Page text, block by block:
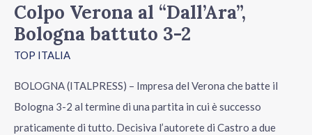
Colpo Verona al “Dall’Ara”,
Bologna battuto 3-2
TOP ITALIA
BOLOGNA (ITALPRESS) – Impresa del Verona che batte il
Bologna 3-2 al termine di una partita in cui è successo
praticamente di tutto. Decisiva l’autorete di Castro a due